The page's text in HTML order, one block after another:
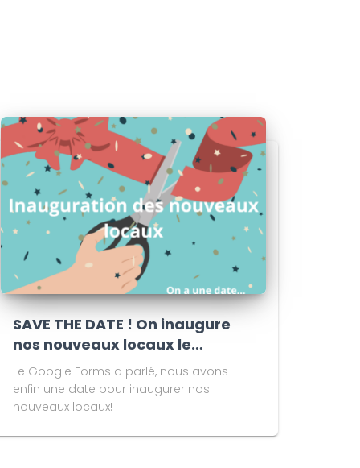
SAVE THE DATE ! On inaugure
nos nouveaux locaux le…
Le Google Forms a parlé, nous avons
enfin une date pour inaugurer nos
nouveaux locaux!